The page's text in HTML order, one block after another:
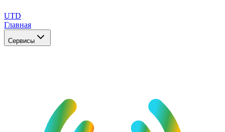
UTD
Главная
Сервисы